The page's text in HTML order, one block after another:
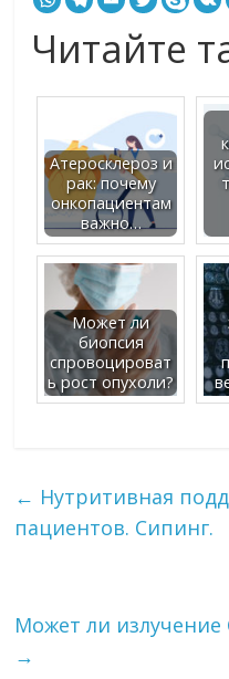
Читайте
Атеросклероз и
рак: почему
онкопациентам
важно…
Может ли
биопсия
спровоцироват
ь рост опухоли?
← Нутритивная
пациентов. Сипинг.
Может ли
→